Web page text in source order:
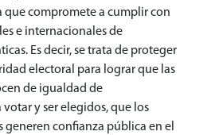
que compromete a cumplir con
e internacionales de
Es decir, se trata de proteger
electoral para lograr que las
de igualdad de
y ser elegidos, que los
generen confianza pública en el